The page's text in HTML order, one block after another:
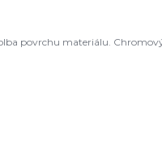
povrchu materiálu.